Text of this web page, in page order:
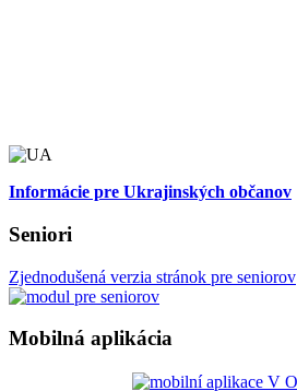
Informácie pre Ukrajinských občanov
Seniori
Zjednodušená verzia stránok pre seniorov
Mobilná aplikácia